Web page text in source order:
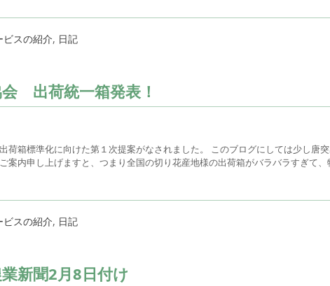
ビスの紹介, 日記
出荷統一箱発表！
荷箱標準化に向けた第１次提案がなされました。 このブログにしては少し唐
案内申し上げますと、つまり全国の切り花産地様の出荷箱がバラバラすぎて、
ビスの紹介, 日記
新聞2月8日付け